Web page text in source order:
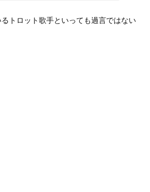
トロット歌手といっても過言ではない